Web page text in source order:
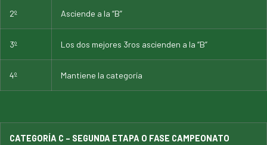
2º Asciende a la “B”
3º Los dos mejores 3ros ascienden a la “B”
4º Mantiene la categoría
CATEGORÍA C – SEGUNDA ETAPA O FASE CAMPEONATO